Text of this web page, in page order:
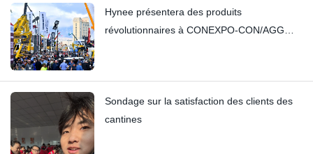
Hynee présentera des produits
révolutionnaires à CONEXPO-CON/AGG
Sondage sur la satisfaction des clients des
cantines